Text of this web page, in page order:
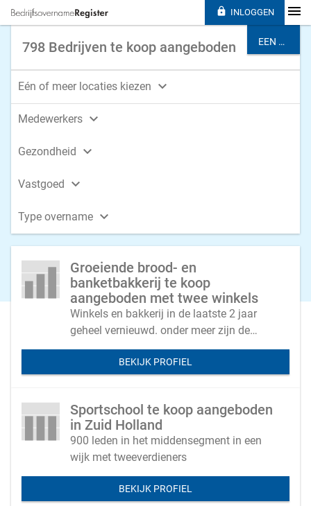
798 Bedrijven te koop aangeboden EEN BRANCHE KIEZEN
Eén of meer locaties kiezen 
Medewerkers 
Gezondheid 
Vastgoed 
Type overname 
Groeiende brood- en
banketbakkerij te koop
aangeboden met twee winkels
Winkels en bakkerij in de laatste 2 jaar
geheel vernieuwd. onder meer zijn de
volgende zaken vernieuwd, de winkels
hebben een nieuwe uitstraling gekregen,
meubels, schappen en voorpui zijn
aangeschaft, de bakkerij heeft nieuwe
kneed en mengmachines gekregen. Er
zijn de eerste jaren geen noodzakelijke
investeringen nodig.
BEKIJK PROFIEL
Sportschool te koop aangeboden
in Zuid Holland
900 leden in het middensegment in een
wijk met tweeverdieners
BEKIJK PROFIEL
 INLOGGEN